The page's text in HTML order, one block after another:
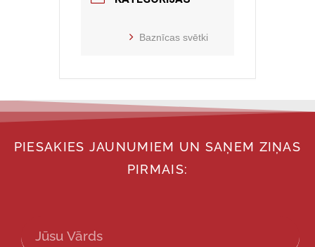
Baznīcas svētki
PIESAKIES JAUNUMIEM UN SAŅEM ZIŅAS
PIRMAIS: